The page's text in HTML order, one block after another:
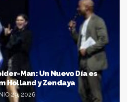
Man: Un Nuevo Día es
Holland y Zendaya
29, 2026